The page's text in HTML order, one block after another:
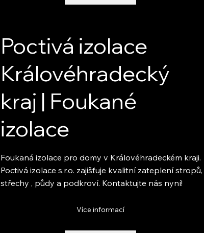
Poctivá izolace
Královéhradecký
kraj | Foukané
izolace
Foukaná izolace pro domy v Královéhradeckém kraji.
Poctivá izolace s.r.o. zajišťuje kvalitní zateplení stropů,
střechy , půdy a podkroví. Kontaktujte nás nyní!
Více informací